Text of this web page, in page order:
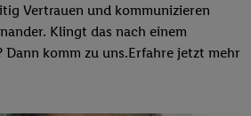
Vertrauen und kommunizieren
Klingt das nach einem
komm zu uns.​Erfahre jetzt mehr